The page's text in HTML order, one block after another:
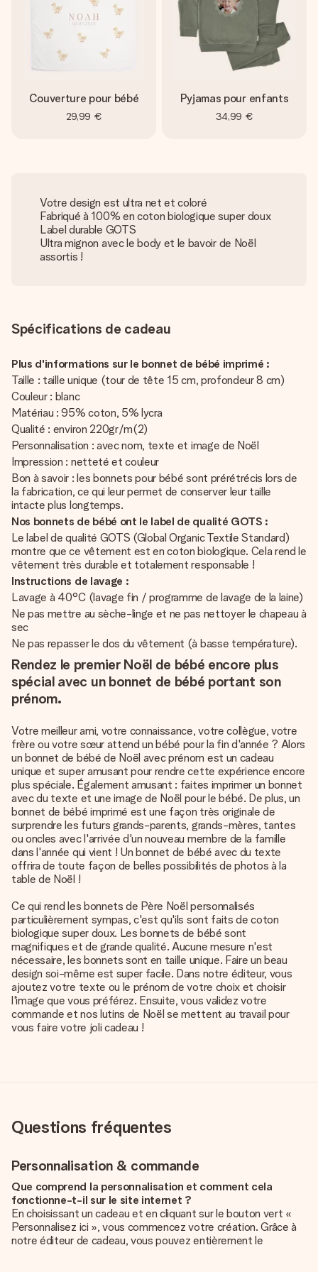
Couverture pour bébé
29,99 €
Pyjamas pour enfants
34,99 €
Votre design est ultra net et coloré
Fabriqué à 100% en coton biologique super doux
Label durable GOTS
Ultra mignon avec le body et le bavoir de Noël
assortis !
Spécifications de cadeau
Plus d'informations sur le bonnet de bébé imprimé :
Taille : taille unique (tour de tête 15 cm, profondeur 8 cm)
Couleur : blanc
Matériau : 95% coton, 5% lycra
Qualité : environ 220gr/m(2)
Personnalisation : avec nom, texte et image de Noël
Impression : netteté et couleur
Bon à savoir : les bonnets pour bébé sont prérétrécis lors de
la fabrication, ce qui leur permet de conserver leur taille
intacte plus longtemps.
Nos bonnets de bébé ont le label de qualité GOTS :
Le label de qualité GOTS (Global Organic Textile Standard)
montre que ce vêtement est en coton biologique. Cela rend le
vêtement très durable et totalement responsable !
Instructions de lavage :
Lavage à 40°C (lavage fin / programme de lavage de la laine)
Ne pas mettre au sèche-linge et ne pas nettoyer le chapeau à
sec
Ne pas repasser le dos du vêtement (à basse température).
Rendez le premier Noël de bébé encore plus
spécial avec un bonnet de bébé portant son
prénom.
Votre meilleur ami, votre connaissance, votre collègue, votre
frère ou votre sœur attend un bébé pour la fin d'année ? Alors
un bonnet de bébé de Noël avec prénom est un cadeau
unique et super amusant pour rendre cette expérience encore
plus spéciale. Également amusant : faites imprimer un bonnet
avec du texte et une image de Noël pour le bébé. De plus, un
bonnet de bébé imprimé est une façon très originale de
surprendre les futurs grands-parents, grands-mères, tantes
ou oncles avec l'arrivée d'un nouveau membre de la famille
dans l'année qui vient ! Un bonnet de bébé avec du texte
offrira de toute façon de belles possibilités de photos à la
table de Noël !
Ce qui rend les bonnets de Père Noël personnalisés
particulièrement sympas, c'est qu'ils sont faits de coton
biologique super doux. Les bonnets de bébé sont
magnifiques et de grande qualité. Aucune mesure n'est
nécessaire, les bonnets sont en taille unique. Faire un beau
design soi-même est super facile. Dans notre éditeur, vous
ajoutez votre texte ou le prénom de votre choix et choisir
l'image que vous préférez. Ensuite, vous validez votre
commande et nos lutins de Noël se mettent au travail pour
vous faire votre joli cadeau !
Questions fréquentes
Personnalisation & commande
Que comprend la personnalisation et comment cela
fonctionne-t-il sur le site internet ?
En choisissant un cadeau et en cliquant sur le bouton vert «
Personnalisez ici », vous commencez votre création. Grâce à
notre éditeur de cadeau, vous pouvez entièrement le